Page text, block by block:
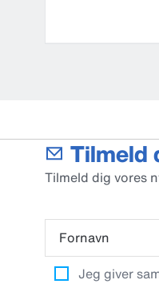
Tilmeld
Tilmeld dig vores
Fornavn
Jeg giver